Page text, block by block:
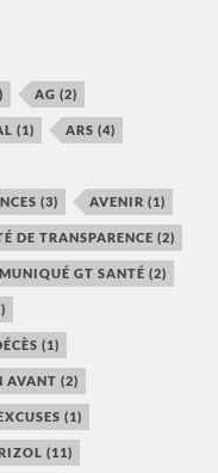
AG (2)
(1) ARS (4)
(3) AVENIR (1)
DE TRANSPARENCE (2)
GT SANTÉ (2)
(1)
AVANT (2)
(1)
(11)